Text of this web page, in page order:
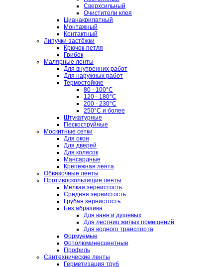
Сверхсильный
Очистители клея
Цианакрилатный
Монтажный
Контактный
Липучки-застёжки
Крючок-петля
Грибок
Малярные ленты
Для внутренних работ
Для наружных работ
Термостойкие
80 - 100°C
120 - 180°C
200 - 230°C
250°C и более
Штукатурные
Пескоструйные
Москитные сетки
Для окон
Для дверей
Для колясок
Мансардные
Крепёжная лента
Обвязочные ленты
Противоскользящие ленты
Мелкая зернистость
Средняя зернистость
Грубая зернистость
Без абразива
Для ванн и душевых
Для лестниц жилых помещений
Для водного транспорта
Формуемые
Фотолюминесцентные
Профиль
Сантехнические ленты
Герметизация труб